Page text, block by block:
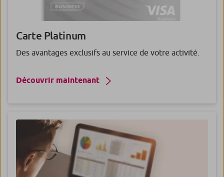
Carte Platinum
Des avantages exclusifs au service de votre activité.
Découvrir maintenant